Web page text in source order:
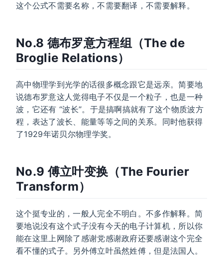
这个公式不需要名称，不需要翻译，不需要解释。
No.8 德布罗意方程组（The de
Broglie Relations）
高中物理学到光学的话很多概念跟它是远亲。简要地
说德布罗意这人觉得电子不仅是一个粒子，也是一种
波，它还有 “波长”。于是搞啊搞就有了这个物质波方
程，表达了波长、能量等等之间的关系。同时他获得
了1929年诺贝尔物理学奖。
No.9 傅立叶变换（The Fourier
Transform）
这个挺专业的，一般人完全不明白。不多作解释。简
要地说没有这个式子没有今天的电子计算机，所以你
能在这里上网除了感谢党感谢政府还要感谢这个完全
看不懂的式子。另外傅立叶虽然姓傅，但是法国人。